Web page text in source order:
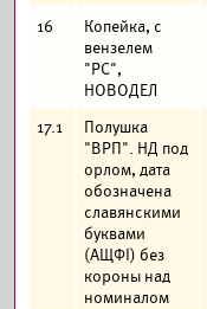
16
Копейка, с
вензелем
"РС",
НОВОДЕЛ
17.1
Полушка
"ВРП". НД под
орлом, дата
обозначена
славянскими
буквами
(АЩФI) без
короны над
номиналом